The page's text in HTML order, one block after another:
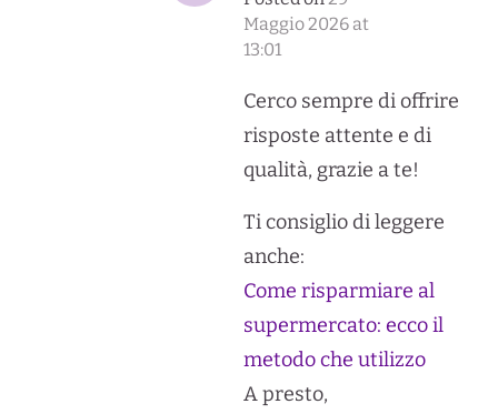
Maggio 2026 at
13:01
Cerco sempre di offrire
risposte attente e di
qualità, grazie a te!
Ti consiglio di leggere
anche:
Come risparmiare al
supermercato: ecco il
metodo che utilizzo
A presto,